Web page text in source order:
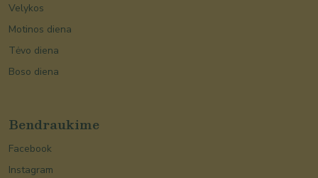
Velykos
Motinos diena
Tėvo diena
Boso diena
Bendraukime
Facebook
Instagram